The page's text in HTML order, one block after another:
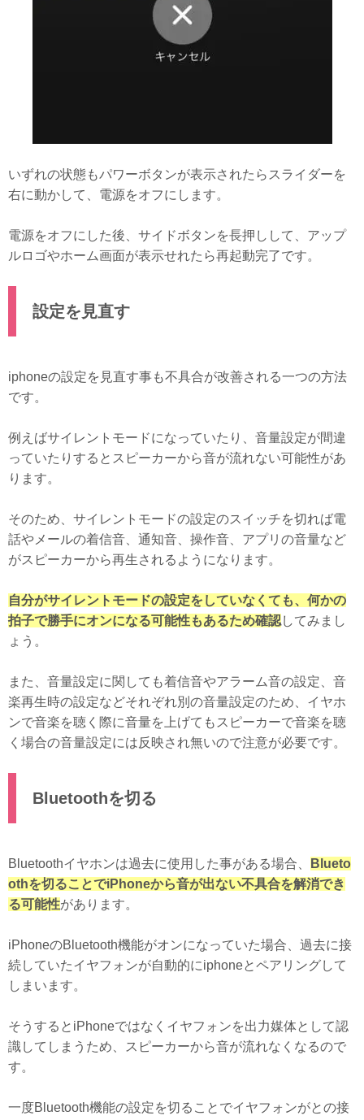
いずれの状態もパワーボタンが表示されたらスライダーを
右に動かして、電源をオフにします。
電源をオフにした後、サイドボタンを長押しして、アップ
ルロゴやホーム画面が表示せれたら再起動完了です。
設定を見直す
iphoneの設定を見直す事も不具合が改善される一つの方法
です。
例えばサイレントモードになっていたり、音量設定が間違
っていたりするとスピーカーから音が流れない可能性があ
ります。
そのため、サイレントモードの設定のスイッチを切れば電
話やメールの着信音、通知音、操作音、アプリの音量など
がスピーカーから再生されるようになります。
自分がサイレントモードの設定をしていなくても、何かの
拍子で勝手にオンになる可能性もあるため確認してみまし
ょう。
また、音量設定に関しても着信音やアラーム音の設定、音
楽再生時の設定などそれぞれ別の音量設定のため、イヤホ
ンで音楽を聴く際に音量を上げてもスピーカーで音楽を聴
く場合の音量設定には反映され無いので注意が必要です。
Bluetoothを切る
Bluetoothイヤホンは過去に使用した事がある場合、
Blueto
othを切ることでiPhoneから音が出ない不具合を解消でき
る可能性があります。
iPhoneのBluetooth機能がオンになっていた場合、過去に接
続していたイヤフォンが自動的にiphoneとペアリングして
しまいます。
そうするとiPhoneではなくイヤフォンを出力媒体として認
識してしまうため、スピーカーから音が流れなくなるので
す。
一度Bluetooth機能の設定を切ることでイヤフォンがとの接